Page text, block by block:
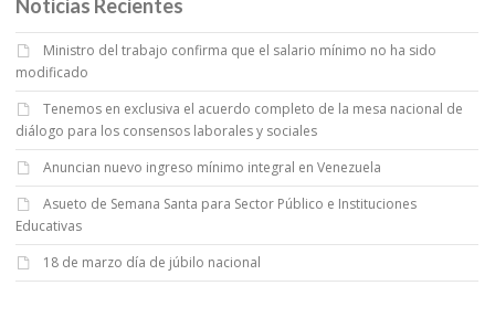
Noticias Recientes
Ministro del trabajo confirma que el salario mínimo no ha sido
modificado
Tenemos en exclusiva el acuerdo completo de la mesa nacional de
diálogo para los consensos laborales y sociales
Anuncian nuevo ingreso mínimo integral en Venezuela
Asueto de Semana Santa para Sector Público e Instituciones
Educativas
18 de marzo día de júbilo nacional